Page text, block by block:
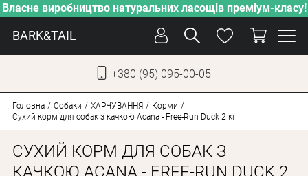
Власне виробництво натуральних ласощів преміум-класу!
BARK&TAIL
+380 (95) 095-00-05
ДОГЛЯД
ПІКЛУВАННЯ
Головна Собаки ХАРЧУВАННЯ
Корми
Сухий корм для собак з качкою Acana - Free-Run Duck 2 кг
СУХИЙ КОРМ ДЛЯ СОБАК З
КАЧКОЮ ACANA - FREE-RUN DUCK 2